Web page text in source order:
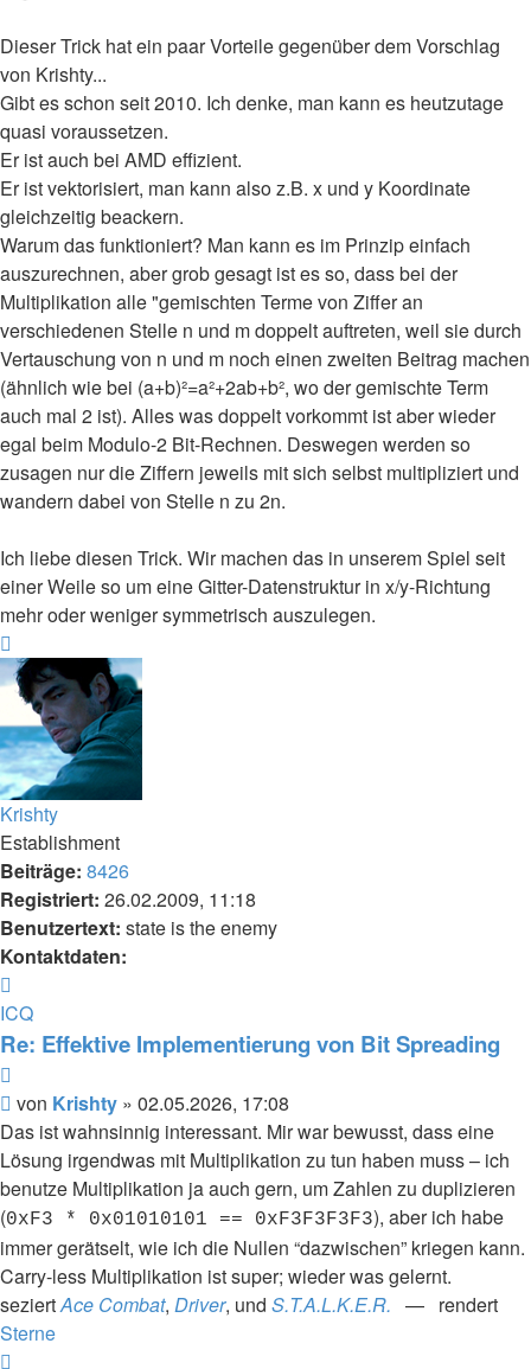
Dieser Trick hat ein paar Vorteile gegenüber dem Vorschlag
von Krishty...
Gibt es schon seit 2010. Ich denke, man kann es heutzutage
quasi voraussetzen.
Er ist auch bei AMD effizient.
Er ist vektorisiert, man kann also z.B. x und y Koordinate
gleichzeitig beackern.
Warum das funktioniert? Man kann es im Prinzip einfach
auszurechnen, aber grob gesagt ist es so, dass bei der
Multiplikation alle "gemischten Terme von Ziffer an
verschiedenen Stelle n und m doppelt auftreten, weil sie durch
Vertauschung von n und m noch einen zweiten Beitrag machen
(ähnlich wie bei (a+b)²=a²+2ab+b², wo der gemischte Term
auch mal 2 ist). Alles was doppelt vorkommt ist aber wieder
egal beim Modulo-2 Bit-Rechnen. Deswegen werden so
zusagen nur die Ziffern jeweils mit sich selbst multipliziert und
wandern dabei von Stelle n zu 2n.
Ich liebe diesen Trick. Wir machen das in unserem Spiel seit
einer Weile so um eine Gitter-Datenstruktur in x/y-Richtung
mehr oder weniger symmetrisch auszulegen.
oben
Krishty
Establishment
Beiträge: 8426
Registriert: 26.02.2009, 11:18
Benutzertext: state is the enemy
Kontaktdaten:
von
Krishty
ICQ
Re: Effektive Implementierung von Bit Spreading
Beitrag
von Krishty » 02.05.2026, 17:08
Das ist wahnsinnig interessant. Mir war bewusst, dass eine
Lösung irgendwas mit Multiplikation zu tun haben muss – ich
benutze Multiplikation ja auch gern, um Zahlen zu duplizieren
(0xF3 * 0x01010101 == 0xF3F3F3F3), aber ich habe
immer gerätselt, wie ich die Nullen “dazwischen” kriegen kann.
Carry-less Multiplikation ist super; wieder was gelernt.
seziertAce Combat, Driver, und S.T.A.L.K.E.R. — rendert
Sterne